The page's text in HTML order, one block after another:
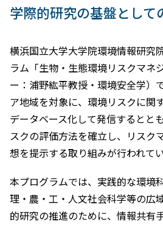
学際的研究の基盤として
横浜国立大学大学院環境情報研究
ラム「生物・生態環境リスクマネ
ー：浦野紘平教授・環境安全学）
ア地域を対象に、環境リスクに関
データベース化して発信するとと
スクの評価方法を確立し、リスク
想を提示する取り組みが行われてい
本プログラムでは、実践的な環境
理・農・工・人文社会科学等の広
的研究の推進のために、情報共有